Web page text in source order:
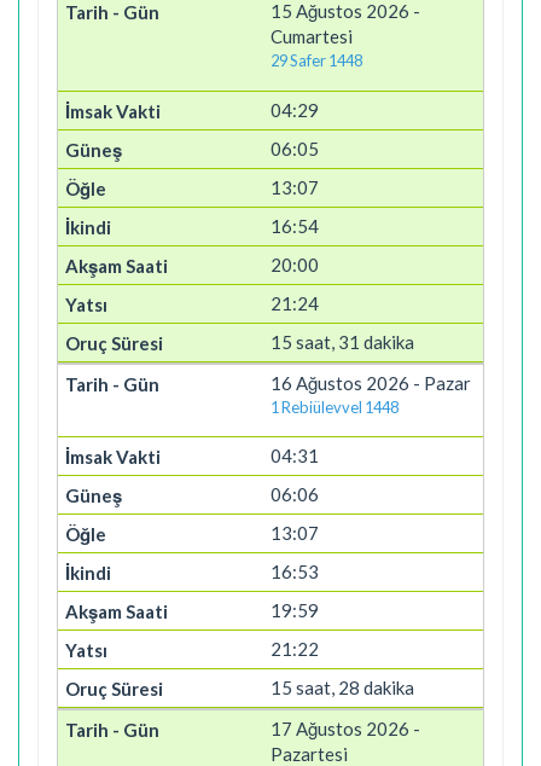
15 Ağustos 2026 -
Cumartesi
29 Safer 1448
04:29
06:05
13:07
16:54
20:00
21:24
15 saat, 31 dakika
16 Ağustos 2026 - Pazar
1 Rebiülevvel 1448
04:31
06:06
13:07
16:53
19:59
21:22
15 saat, 28 dakika
17 Ağustos 2026 -
Pazartesi